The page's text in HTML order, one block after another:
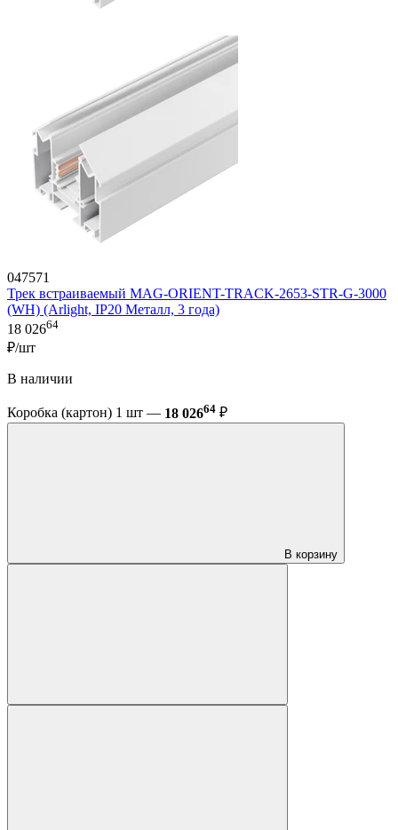
047571
Трек встраиваемый MAG-ORIENT-TRACK-2653-STR-G-3000
(WH) (Arlight, IP20 Металл, 3 года)
18 02664
₽/шт
В наличии
Коробка (картон) 1 шт — 18 02664 ₽
В корзину